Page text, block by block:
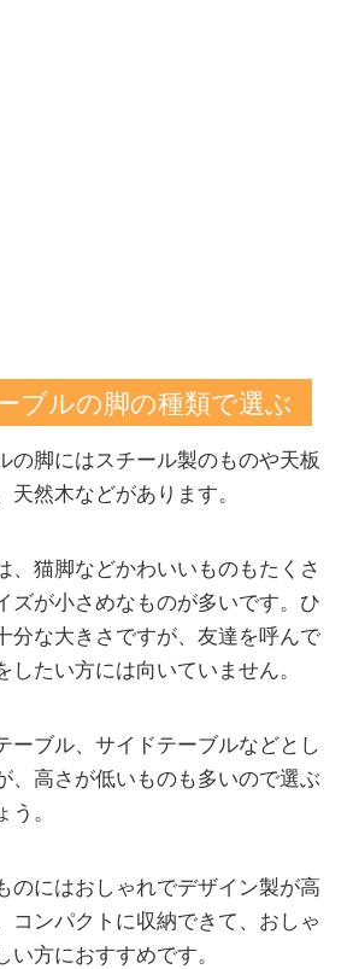
ブルの脚の種類で選ぶ
の脚にはスチール製のものや天板
天然木などがあります。
、猫脚などかわいいものもたくさ
ズが小さめなものが多いです。ひ
分な大きさですが、友達を呼んで
したい方には向いていません。
ーブル、サイドテーブルなどとし
、高さが低いものも多いので選ぶ
う。
のにはおしゃれでデザイン製が高
コンパクトに収納できて、おしゃ
い方におすすめです。